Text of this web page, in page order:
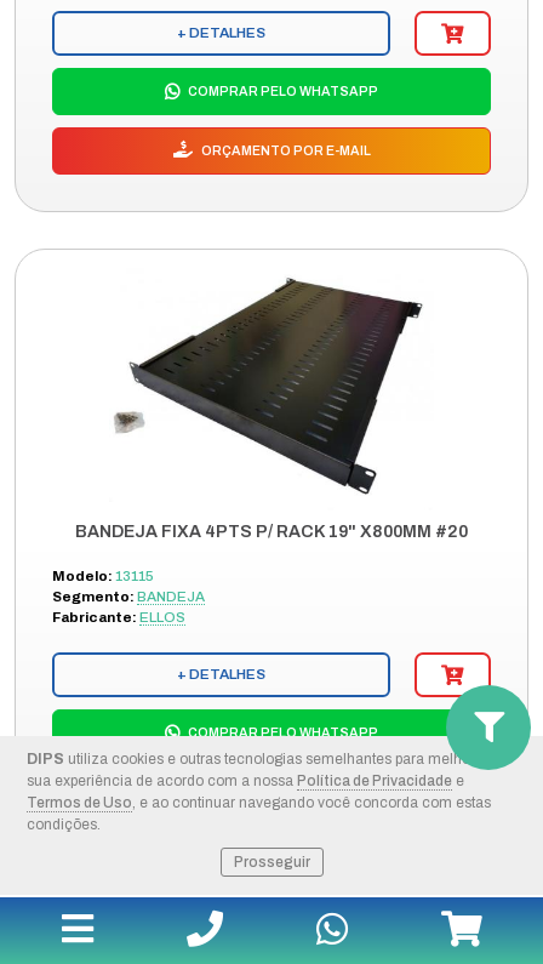
DIPS utiliza cookies e outras tecnologias semelhantes para melhorar a
sua experiência de acordo com a nossa Política de Privacidade e
Termos de Uso, e ao continuar navegando você concorda com estas
condições.
Prosseguir
+ DETALHES
COMPRAR PELO WHATSAPP
ORÇAMENTO POR E-MAIL
BANDEJA FIXA 4PTS P/ RACK 19" X800MM #20
Modelo: 13115
Segmento: BANDEJA
Fabricante: ELLOS
+ DETALHES
COMPRAR PELO WHATSAPP
ORÇAMENTO POR E-MAIL